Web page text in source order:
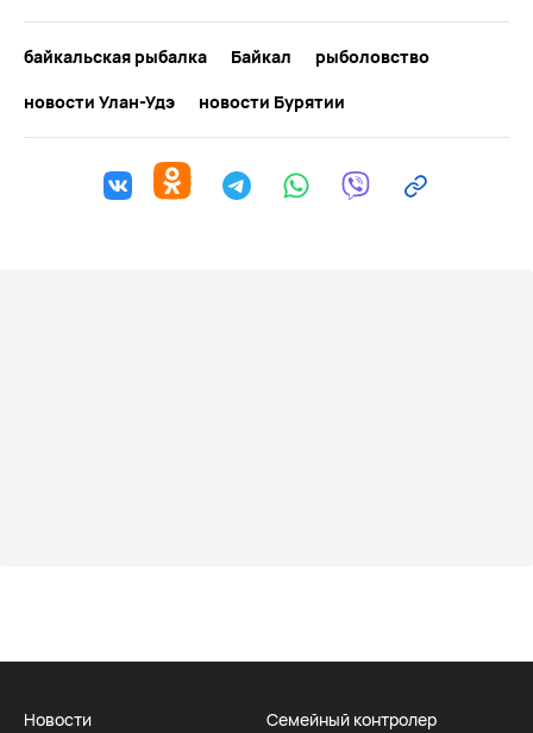
байкальская рыбалка Байкал
рыболовство
новости Улан-Удэ
новости Бурятии
Новости
Семейный контролер